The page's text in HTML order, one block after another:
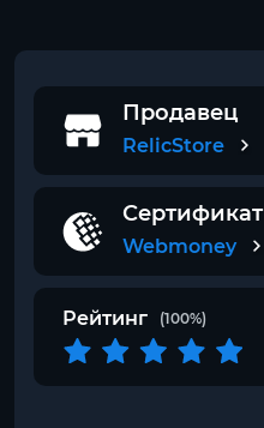
Продавец
RelicStore
Сертификат
Webmoney
Рейтинг (100%)